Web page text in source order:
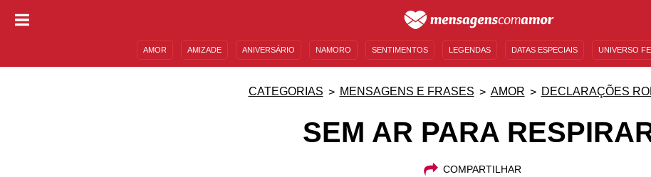
AMOR AMIZADE ANIVERSÁRIO NAMORO SENTIMENTOS LEGENDAS DATAS ESPECIAIS UNIVERSO
CATEGORIAS MENSAGENS E FRASES AMOR DECLARAÇÕES
SEM AR PARA
COMPARTILHAR